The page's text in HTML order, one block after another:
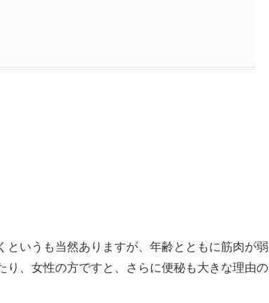
いうも当然ありますが、年齢とともに筋肉が弱
、女性の方ですと、さらに便秘も大きな理由の